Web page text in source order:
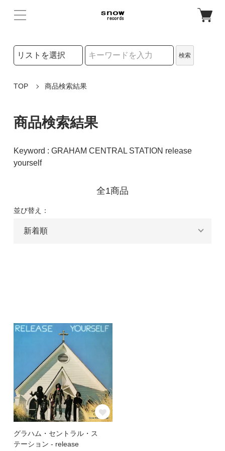
検索リストの選択
検索
TOP 商品検索結果
商品検索結果
Keyword : GRAHAM CENTRAL STATION release
yourself
全1商品
並び替え：
グラハム・セントラル・ス
テーション - release